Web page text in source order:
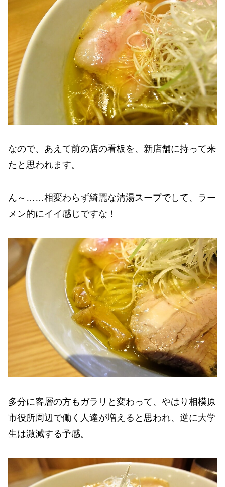
なので、あえて前の店の看板を、新店舗に持って来
たと思われます。
ん～……相変わらず綺麗な清湯スープでして、ラー
メン的にイイ感じですな！
多分に客層の方もガラリと変わって、やはり相模原
市役所周辺で働く人達が増えると思われ、逆に大学
生は激減する予感。